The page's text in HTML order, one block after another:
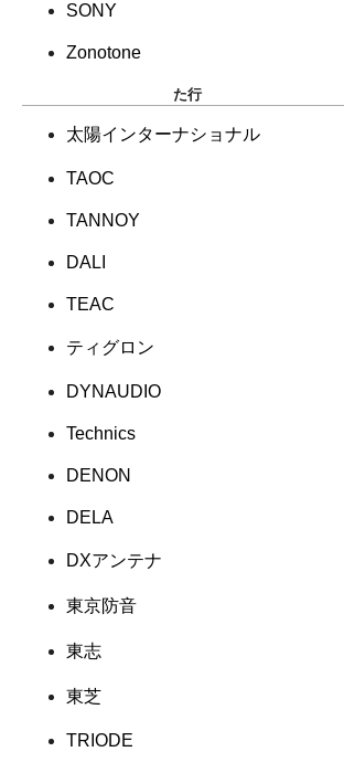
SONY
Zonotone
た行
太陽インターナショナル
TAOC
TANNOY
DALI
TEAC
ティグロン
DYNAUDIO
Technics
DENON
DELA
DXアンテナ
東京防音
東志
東芝
TRIODE